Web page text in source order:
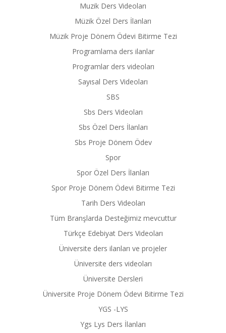
Muzik Ders Videoları
Müzik Özel Ders İlanları
Müzik Proje Dönem Ödevi Bitirme Tezi
Programlama ders ilanlar
Programlar ders videoları
Sayısal Ders Videoları
SBS
Sbs Ders Videoları
Sbs Özel Ders İlanları
Sbs Proje Dönem Ödev
Spor
Spor Özel Ders İlanları
Spor Proje Dönem Ödevi Bitirme Tezi
Tarih Ders Videoları
Tüm Branşlarda Desteğimiz mevcuttur
Türkçe Edebiyat Ders Videoları
Üniversite ders ilanları ve projeler
Üniversite ders videoları
Üniversite Dersleri
Üniversite Proje Dönem Ödevi Bitirme Tezi
YGS -LYS
Ygs Lys Ders İlanları